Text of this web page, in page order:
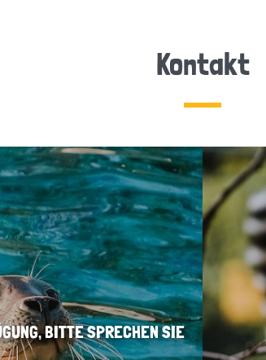
Kontakt
BITTE SPRECHEN SIE